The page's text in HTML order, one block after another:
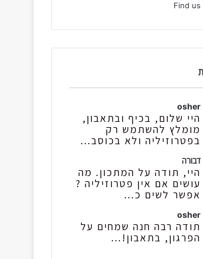
Find us
osher
היי שלום, בכיף ובתאבון,
מומלץ להשתמש רק
בפטרוזיליה ולא בכוסב...
דבורה
היי, תודה על המתכון. מה
עושים אם אין פטרוזיליה ?
אפשר לשים כ...
osher
תודה רבה חנה שמחים על
הפרגון, בתאבון!...